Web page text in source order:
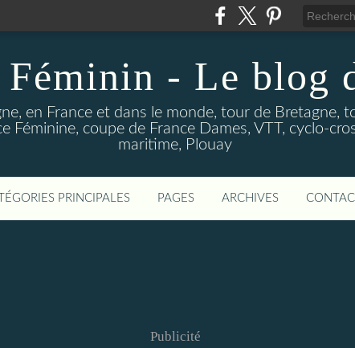
- Le blog
en France et dans le monde, tour de Bretagne,
Féminine, coupe de France Dames, VTT, cyclo-
maritime, Plouay
PRINCIPALES PAGES ARCHIVES
Publicité